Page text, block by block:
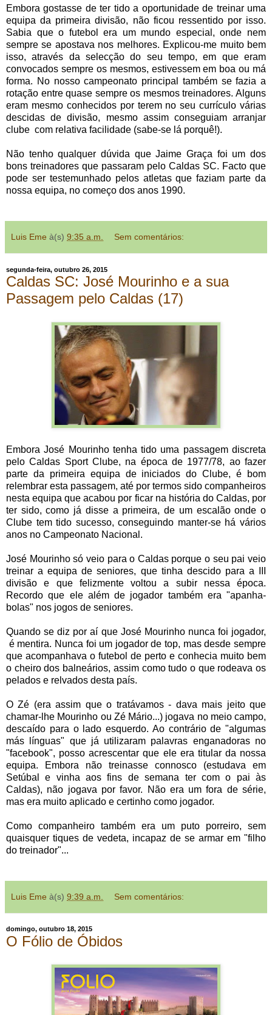
Embora gostasse de ter tido a oportunidade de treinar uma
equipa da primeira divisão, não ficou ressentido por isso.
Sabia que o futebol era um mundo especial, onde nem
sempre se apostava nos melhores. Explicou-me muito bem
isso, através da selecção do seu tempo, em que eram
convocados sempre os mesmos, estivessem em boa ou má
forma. No nosso campeonato principal também se fazia a
rotação entre quase sempre os mesmos treinadores. Alguns
eram mesmo conhecidos por terem no seu currículo várias
descidas de divisão, mesmo assim conseguiam arranjar
clube com relativa facilidade (sabe-se lá porquê!).
Não tenho qualquer dúvida que Jaime Graça foi um dos
bons treinadores que passaram pelo Caldas SC. Facto que
pode ser testemunhado pelos atletas que faziam parte da
nossa equipa, no começo dos anos 1990.
Luis Eme à(s) 9:35 a.m. Sem comentários:
segunda-feira, outubro 26, 2015
Caldas SC: José Mourinho e a sua
Passagem pelo Caldas (17)
Embora José Mourinho tenha tido uma passagem discreta
pelo Caldas Sport Clube, na época de 1977/78, ao fazer
parte da primeira equipa de iniciados do Clube, é bom
relembrar esta passagem, até por termos sido companheiros
nesta equipa que acabou por ficar na história do Caldas, por
ter sido, como já disse a primeira, de um escalão onde o
Clube tem tido sucesso, conseguindo manter-se há vários
anos no Campeonato Nacional.
José Mourinho só veio para o Caldas porque o seu pai veio
treinar a equipa de seniores, que tinha descido para a III
divisão e que felizmente voltou a subir nessa época.
Recordo que ele além de jogador também era "apanha-
bolas" nos jogos de seniores.
Quando se diz por aí que José Mourinho nunca foi jogador,
é mentira. Nunca foi um jogador de top, mas desde sempre
que acompanhava o futebol de perto e conhecia muito bem
o cheiro dos balneários, assim como tudo o que rodeava os
pelados e relvados desta país.
O Zé (era assim que o tratávamos - dava mais jeito que
chamar-lhe Mourinho ou Zé Mário...) jogava no meio campo,
descaído para o lado esquerdo. Ao contrário de "algumas
más línguas" que já utilizaram palavras enganadoras no
"facebook", posso acrescentar que ele era titular da nossa
equipa. Embora não treinasse connosco (estudava em
Setúbal e vinha aos fins de semana ter com o pai às
Caldas), não jogava por favor. Não era um fora de série,
mas era muito aplicado e certinho como jogador.
Como companheiro também era um puto porreiro, sem
quaisquer tiques de vedeta, incapaz de se armar em "filho
do treinador"...
Luis Eme à(s) 9:39 a.m. Sem comentários:
domingo, outubro 18, 2015
O Fólio de Óbidos